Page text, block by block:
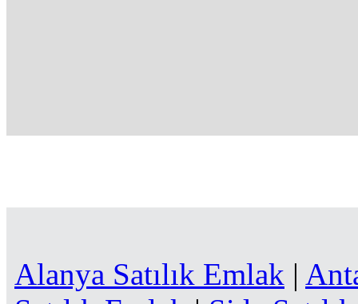
Alanya Satılık Emlak |